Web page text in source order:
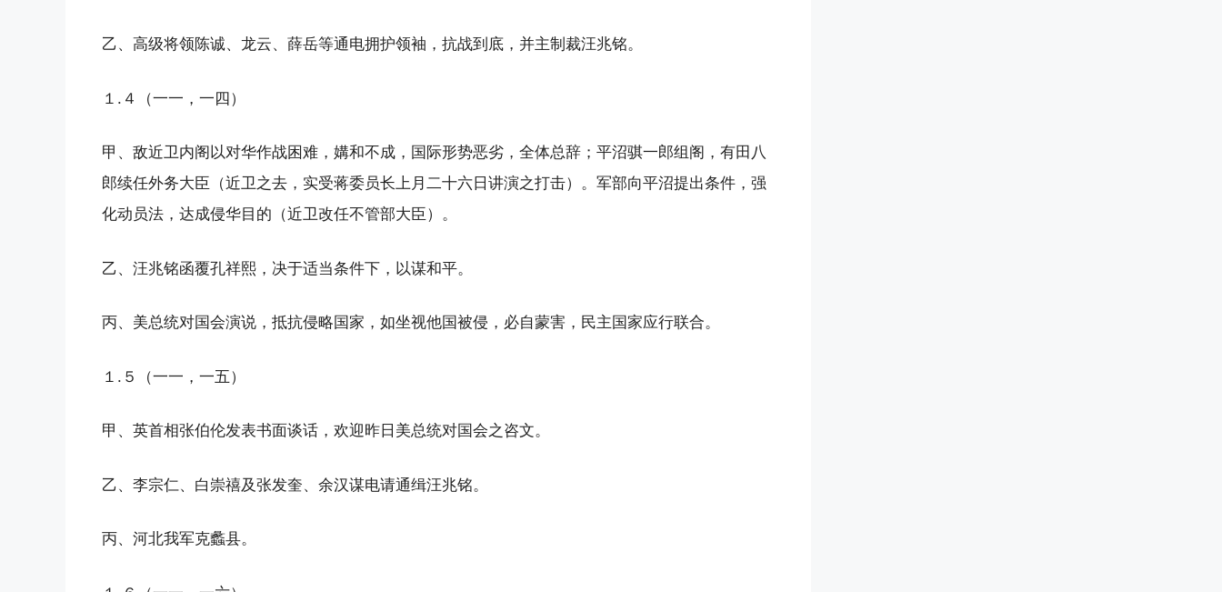
乙、高级将领陈诚、龙云、薛岳等通电拥护领袖，抗战到底，并主制裁汪兆铭。
１.４（一一，一四）
甲、敌近卫内阁以对华作战困难，媾和不成，国际形势恶劣，全体总辞；平沼骐一郎组阁，有田八
郎续任外务大臣（近卫之去，实受蒋委员长上月二十六日讲演之打击）。军部向平沼提出条件，强
化动员法，达成侵华目的（近卫改任不管部大臣）。
乙、汪兆铭函覆孔祥熙，决于适当条件下，以谋和平。
丙、美总统对国会演说，抵抗侵略国家，如坐视他国被侵，必自蒙害，民主国家应行联合。
１.５（一一，一五）
甲、英首相张伯伦发表书面谈话，欢迎昨日美总统对国会之咨文。
乙、李宗仁、白崇禧及张发奎、余汉谋电请通缉汪兆铭。
丙、河北我军克蠡县。